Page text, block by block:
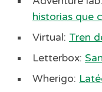
historias que
Virtual: Tren
Letterbox:
Wherigo: